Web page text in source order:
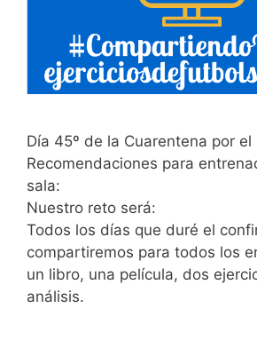
Día 45º de la Cuarentena por el
Recomendaciones para
sala:
Nuestro reto será:
Todos los días que duré el
compartiremos para todos los
un libro, una película, dos
análisis.